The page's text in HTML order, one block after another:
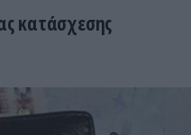
κατάσχεσης